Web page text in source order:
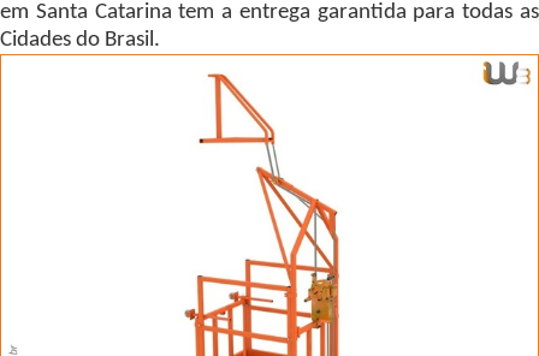
em Santa Catarina tem a entrega garantida para todas as
Cidades do Brasil.